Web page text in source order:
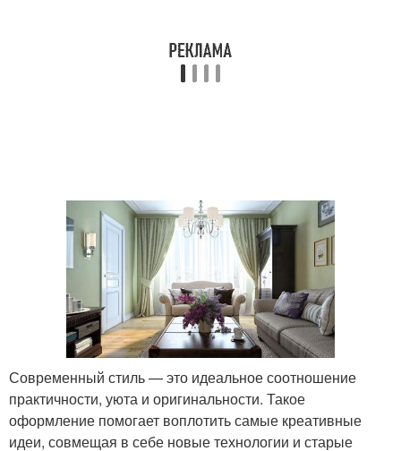
Современный стиль — это идеальное соотношение
практичности, уюта и оригинальности. Такое
оформление помогает воплотить самые креативные
идеи, совмещая в себе новые технологии и старые